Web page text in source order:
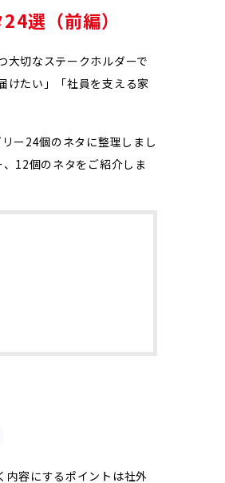
選（前編）
大切なステークホルダーで
けたい」「社員を支える家
ー24個のネタに整理しまし
12個のネタをご紹介しま
内容にするポイントは社外